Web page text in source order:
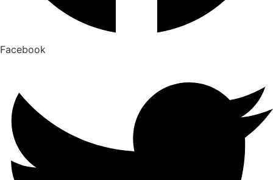
Facebook